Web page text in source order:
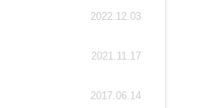
2022.12.03
2021.11.17
2017.06.14